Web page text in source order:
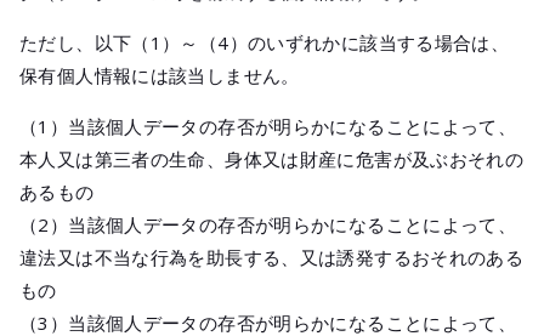
ただし、以下（1）～（4）のいずれかに該当する場合は、
保有個人情報には該当しません。
（1）当該個人データの存否が明らかになることによって、
本人又は第三者の生命、身体又は財産に危害が及ぶおそれの
あるもの
（2）当該個人データの存否が明らかになることによって、
違法又は不当な行為を助長する、又は誘発するおそれのある
もの
（3）当該個人データの存否が明らかになることによって、